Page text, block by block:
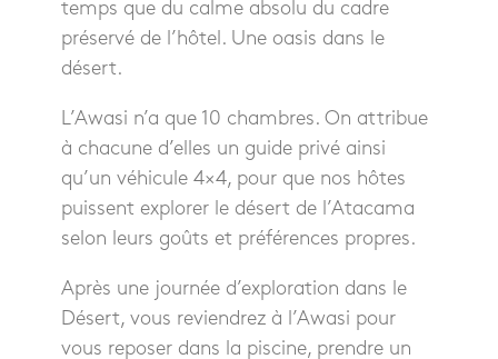
temps que du calme absolu du cadre
préservé de l’hôtel. Une oasis dans le
désert.
L’Awasi n’a que 10 chambres. On attribue
à chacune d’elles un guide privé ainsi
qu’un véhicule 4×4, pour que nos hôtes
puissent explorer le désert de l’Atacama
selon leurs goûts et préférences propres.
Après une journée d’exploration dans le
Désert, vous reviendrez à l’Awasi pour
vous reposer dans la piscine, prendre un